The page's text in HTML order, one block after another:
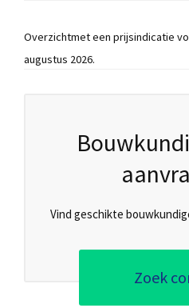
Overzichtmet een prijsindicatie
augustus 2026.
Vind geschikte
Zoek